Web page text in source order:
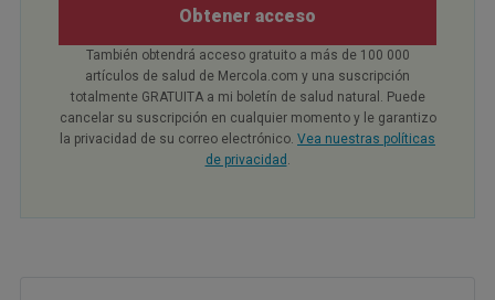
Obtener acceso
También obtendrá acceso gratuito a más de 100 000
artículos de salud de Mercola.com y una suscripción
totalmente GRATUITA a mi boletín de salud natural. Puede
cancelar su suscripción en cualquier momento y le garantizo
la privacidad de su correo electrónico. Vea nuestras políticas
de privacidad